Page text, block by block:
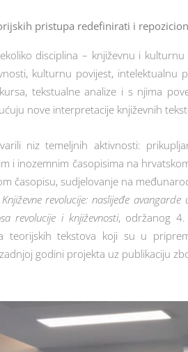
pristupa redefinirati i
disciplina – književnu i
kulturnu povijest,
tekstualne analize i s njima
nove interpretacije književnih
niz temeljnih aktivnosti:
i inozemnim časopisima na
časopisu, sudjelovanje na
Književne revolucije: naslijeđe
revolucije i književnosti, održanog
teorijskih tekstova koji su u
godini projekta uz publikaciju